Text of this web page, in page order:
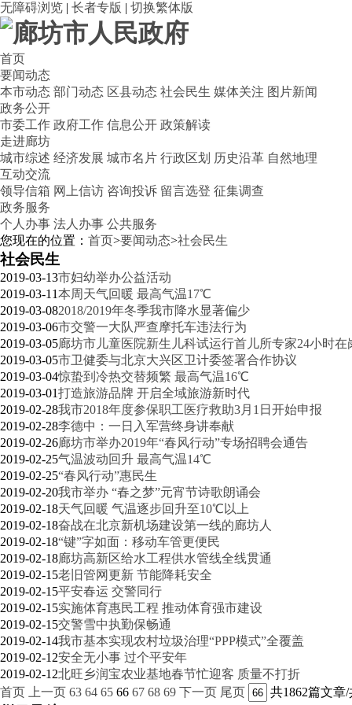
无障碍浏览 | 长者专版 | 切换繁体版
首页
要闻动态
本市动态 部门动态 区县动态 社会民生 媒体关注 图片新闻
政务公开
市委工作 政府工作 信息公开 政策解读
走进廊坊
城市综述 经济发展 城市名片 行政区划 历史沿革 自然地理
互动交流
领导信箱 网上信访 咨询投诉 留言选登 征集调查
政务服务
个人办事 法人办事 公共服务
您现在的位置： 首页>要闻动态>社会民生
社会民生
2019-03-13市妇幼举办公益活动
2019-03-11本周天气回暖 最高气温17℃
2019-03-082018/2019年冬季我市降水显著偏少
2019-03-06市交警一大队严查摩托车违法行为
2019-03-05廊坊市儿童医院新生儿科试运行首儿所专家24小时在
2019-03-05市卫健委与北京大兴区卫计委签署合作协议
2019-03-04惊蛰到冷热交替频繁 最高气温16℃
2019-03-01打造旅游品牌 开启全域旅游新时代
2019-02-28我市2018年度参保职工医疗救助3月1日开始申报
2019-02-28李德中：一日入军营终身讲奉献
2019-02-26廊坊市举办2019年“春风行动”专场招聘会通告
2019-02-25气温波动回升 最高气温14℃
2019-02-25“春风行动”惠民生
2019-02-20我市举办 “春之梦”元宵节诗歌朗诵会
2019-02-18天气回暖 气温逐步回升至10℃以上
2019-02-18奋战在北京新机场建设第一线的廊坊人
2019-02-18“键”字如面：移动车管更便民
2019-02-18廊坊高新区给水工程供水管线全线贯通
2019-02-15老旧管网更新 节能降耗安全
2019-02-15平安春运 交警同行
2019-02-15实施体育惠民工程 推动体育强市建设
2019-02-15交警雪中执勤保畅通
2019-02-14我市基本实现农村垃圾治理“PPP模式”全覆盖
2019-02-12安全无小事 过个平安年
2019-02-12北旺乡润宝农业基地春节忙迎客 质量不打折
首页
上一页 63 64 65 66 67 68 69 下一页 尾页 共1862篇文章/